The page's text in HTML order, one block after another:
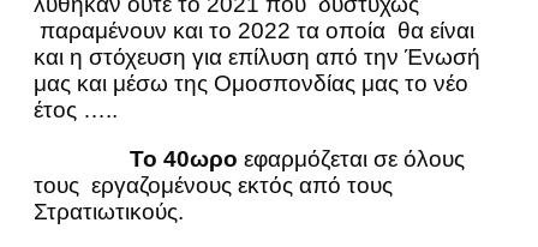
παραμένουν και το 2022 τα οποία θα είναι
και η στόχευση για επίλυση από την Ένωσή
μας και μέσω της Ομοσπονδίας μας το νέο
έτος …..
Το 40ωρο εφαρμόζεται σε όλους
τους εργαζομένους εκτός από τους
Στρατιωτικούς.